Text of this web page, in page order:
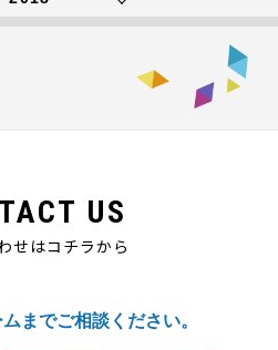
US
せはコチラから
までご相談ください。